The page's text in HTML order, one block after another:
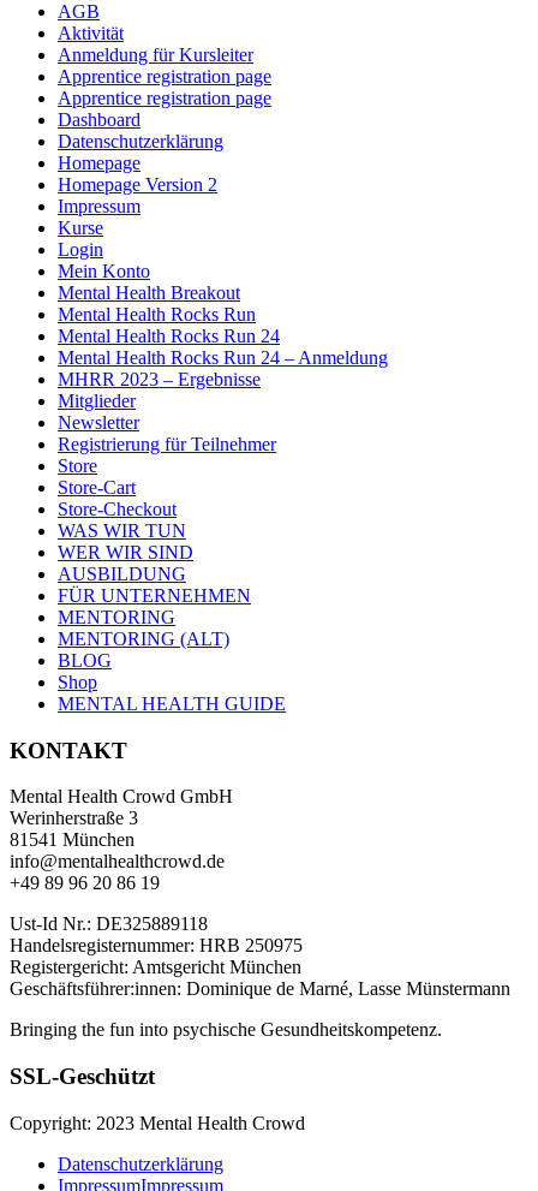
AGB
Aktivität
Anmeldung für Kursleiter
Apprentice registration page
Apprentice registration page
Dashboard
Datenschutzerklärung
Homepage
Homepage Version 2
Impressum
Kurse
Login
Mein Konto
Mental Health Breakout
Mental Health Rocks Run
Mental Health Rocks Run 24
Mental Health Rocks Run 24 – Anmeldung
MHRR 2023 – Ergebnisse
Mitglieder
Newsletter
Registrierung für Teilnehmer
Store
Store-Cart
Store-Checkout
WAS WIR TUN
WER WIR SIND
AUSBILDUNG
FÜR UNTERNEHMEN
MENTORING
MENTORING (ALT)
BLOG
Shop
MENTAL HEALTH GUIDE
KONTAKT
Mental Health Crowd GmbH
Werinherstraße 3
81541 München
info@mentalhealthcrowd.de
+49 89 96 20 86 19
Ust-Id Nr.: DE325889118
Handelsregisternummer: HRB 250975
Registergericht: Amtsgericht München
Geschäftsführer:innen: Dominique de Marné, Lasse Münstermann
Bringing the fun into psychische Gesundheitskompetenz.
SSL-Geschützt
Copyright: 2023 Mental Health Crowd
Datenschutzerklärung
ImpressumImpressum